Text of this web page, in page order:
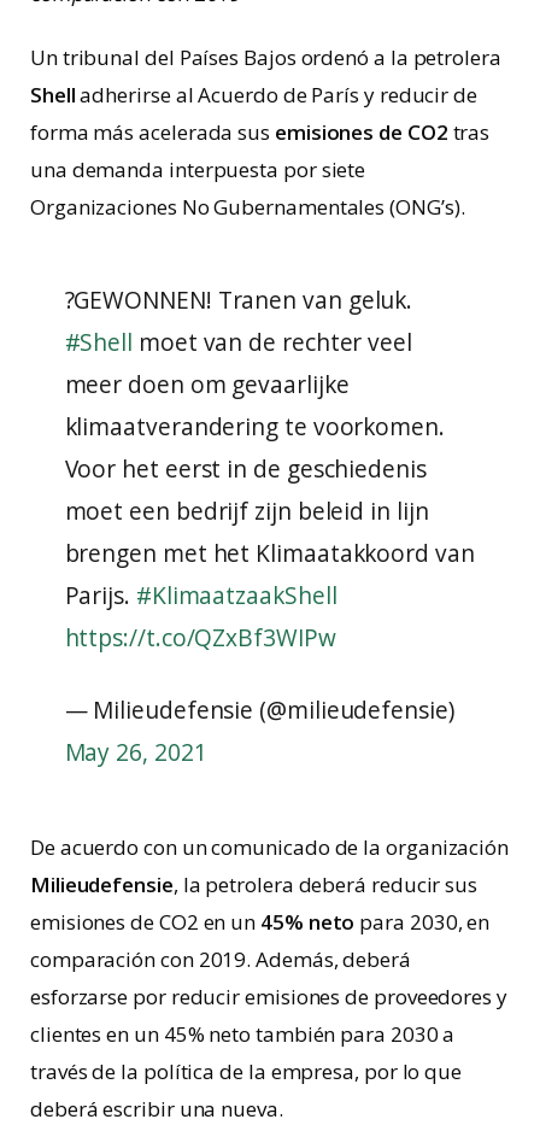
Un tribunal del Países Bajos ordenó a la petrolera
Shelladherirse al Acuerdo de París y reducir de
forma más acelerada sus emisiones de CO2 tras
una demanda interpuesta por siete
Organizaciones No Gubernamentales (ONG’s).
?GEWONNEN! Tranen van geluk.
#Shell moet van de rechter veel
meer doen om gevaarlijke
klimaatverandering te voorkomen.
Voor het eerst in de geschiedenis
moet een bedrijf zijn beleid in lijn
brengen met het Klimaatakkoord van
Parijs. #KlimaatzaakShell
https://t.co/QZxBf3WIPw
— Milieudefensie (@milieudefensie)
May 26, 2021
De acuerdo con un comunicado de la organización
Milieudefensie, la petrolera deberá reducir sus
emisiones de CO2 en un 45% neto para 2030, en
comparación con 2019. Además, deberá
esforzarse por reducir emisiones de proveedores y
clientes en un 45% neto también para 2030 a
través de la política de la empresa, por lo que
deberá escribir una nueva.